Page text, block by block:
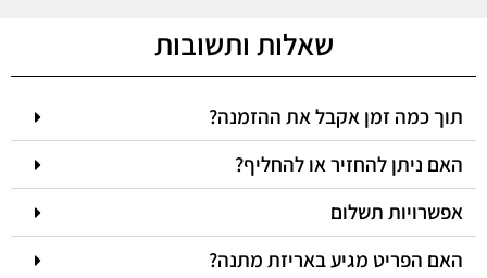
שאלות ותשובות
תוך כמה זמן אקבל את ההזמנה?
האם ניתן להחזיר או להחליף?
אפשרויות תשלום
האם הפריט מגיע באריזת מתנה?